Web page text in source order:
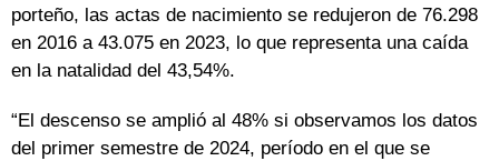
porteño, las actas de nacimiento se redujeron de 76.298
en 2016 a 43.075 en 2023, lo que representa una caída
en la natalidad del 43,54%.
“El descenso se amplió al 48% si observamos los datos
del primer semestre de 2024, período en el que se